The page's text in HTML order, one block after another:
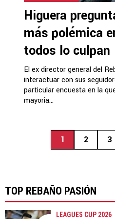
Higuera
más polémica
todos lo culpan
El ex director general del
interactuar con sus
particular encuesta en la
mayoría...
1 2 3
TOP REBAÑO PASIÓN
LEAGUES CUP 2026